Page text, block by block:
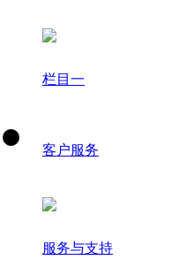
栏目一
客户服务
服务与支持